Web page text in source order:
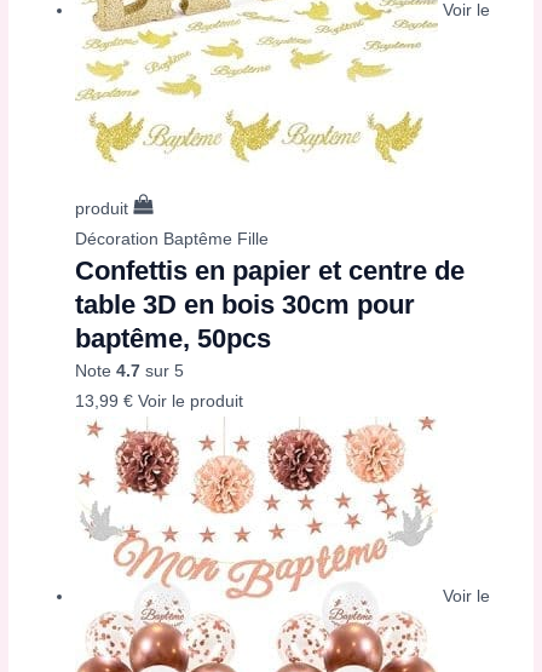
Voir le
produit
Décoration Baptême Fille
Confettis en papier et centre de
table 3D en bois 30cm pour
baptême, 50pcs
Note4.7 sur 5
13,99€ Voir le produit
Voir le